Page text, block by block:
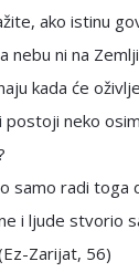
ako istinu
nebu ni na
kada će
neko
samo radi toga
i ljude stvorio
Zarijat, 56)